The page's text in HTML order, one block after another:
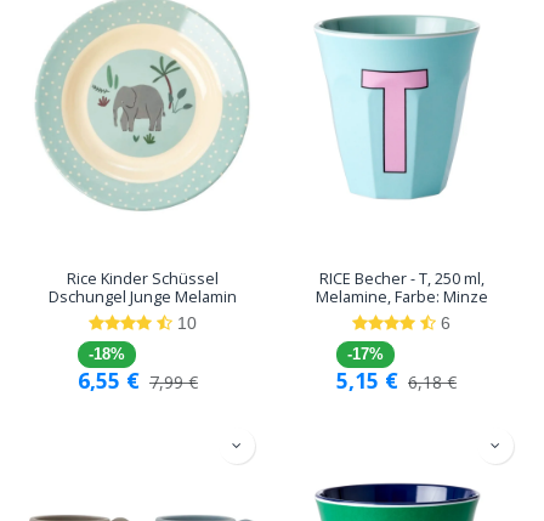
Rice Kinder Schüssel
Dschungel Junge Melamin
10
-18%
6,55 € 7,99€
RICE Becher - T, 250 ml,
Melamine, Farbe: Minze
6
-17%
5,15 € 6,18€